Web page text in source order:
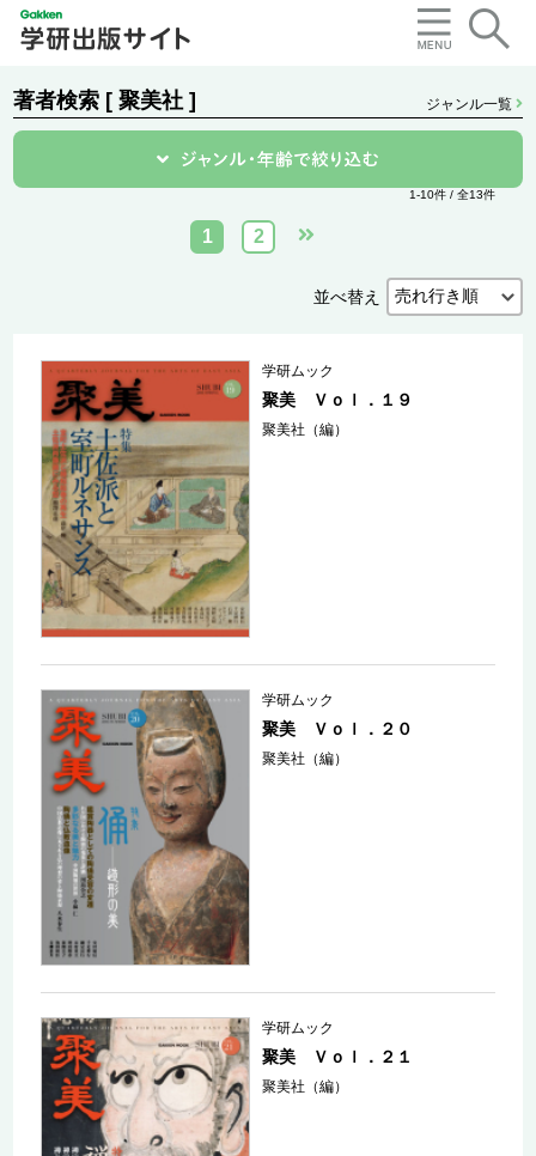
著者検索 [ 聚美社 ] ジャンル一覧
1-10件 / 全13件
1 2
並べ替え
学研ムック
聚美 Ｖｏｌ．１９
聚美社（編）
学研ムック
聚美 Ｖｏｌ．２０
聚美社（編）
学研ムック
聚美 Ｖｏｌ．２１
聚美社（編）